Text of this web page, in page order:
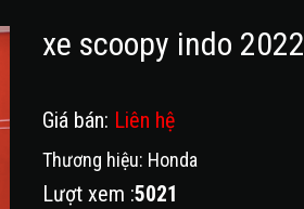
xe scoopy indo 2022
Giá bán: Liên hệ
Thương hiệu: Honda
Lượt xem :5021